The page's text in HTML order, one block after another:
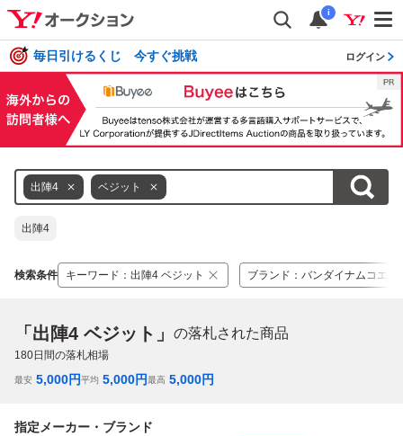
i
毎日引けるくじ 今すぐ挑戦 ログイン
出陣4 ベジット
出陣4
検索条件 キーワード ： 出陣4 ベジット ブランド ： バンダイナムコエン
「出陣4 ベジット」 の落札された商品
180日間の落札相場
最安 5,000円平均 5,000円最高 5,000円
指定メーカー・ブランド